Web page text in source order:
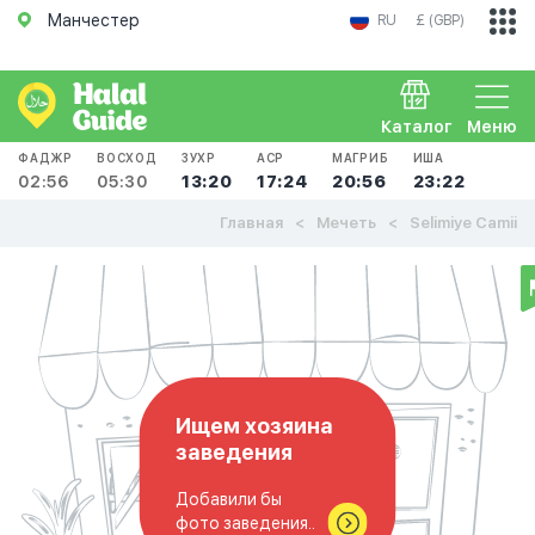
Манчестер RU £ (GBP)
Меню
Каталог
ФАДЖР
02:56
ВОСХОД
05:30
ЗУХР
13:20
АСР
17:24
МАГРИБ
20:56
ИША
23:22
Главная Мечеть Selimiye Camii
Ищем хозяина
заведения
Добавили бы
фото заведения..